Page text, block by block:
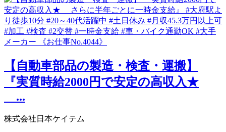
【自動車部品の製造・検査・運搬】
『実質時給2000円で安定の高収入★
...
株式会社日本ケイテム